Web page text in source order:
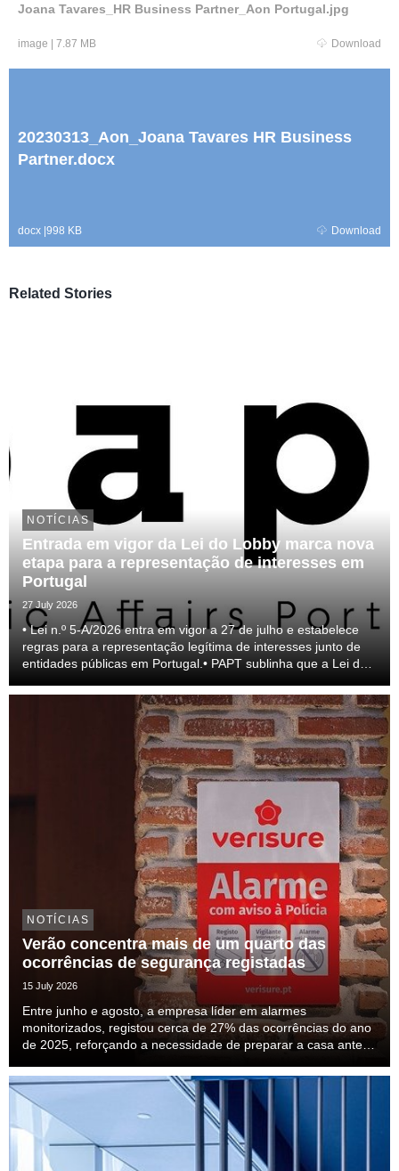
Joana Tavares_HR Business Partner_Aon Portugal.jpg
image 7.87 MB Download
20230313_Aon_Joana Tavares HR Business
Partner.docx
docx 998 KB Download
Related Stories
NOTÍCIAS
Entrada em vigor da Lei do Lobby marca nova
etapa para a representação de interesses em
Portugal
27 July 2026
• Lei n.º 5-A/2026 entra em vigor a 27 de julho e estabelece
regras para a representação legítima de interesses junto de
entidades públicas em Portugal.• PAPT sublinha que a Lei do
do setor e para a transparên...
NOTÍCIAS
Verão concentra mais de um quarto das
ocorrências de segurança registadas
15 July 2026
Entre junho e agosto, a empresa líder em alarmes
monitorizados, registou cerca de 27% das ocorrências do ano
de 2025, reforçando a necessidade de preparar a casa antes